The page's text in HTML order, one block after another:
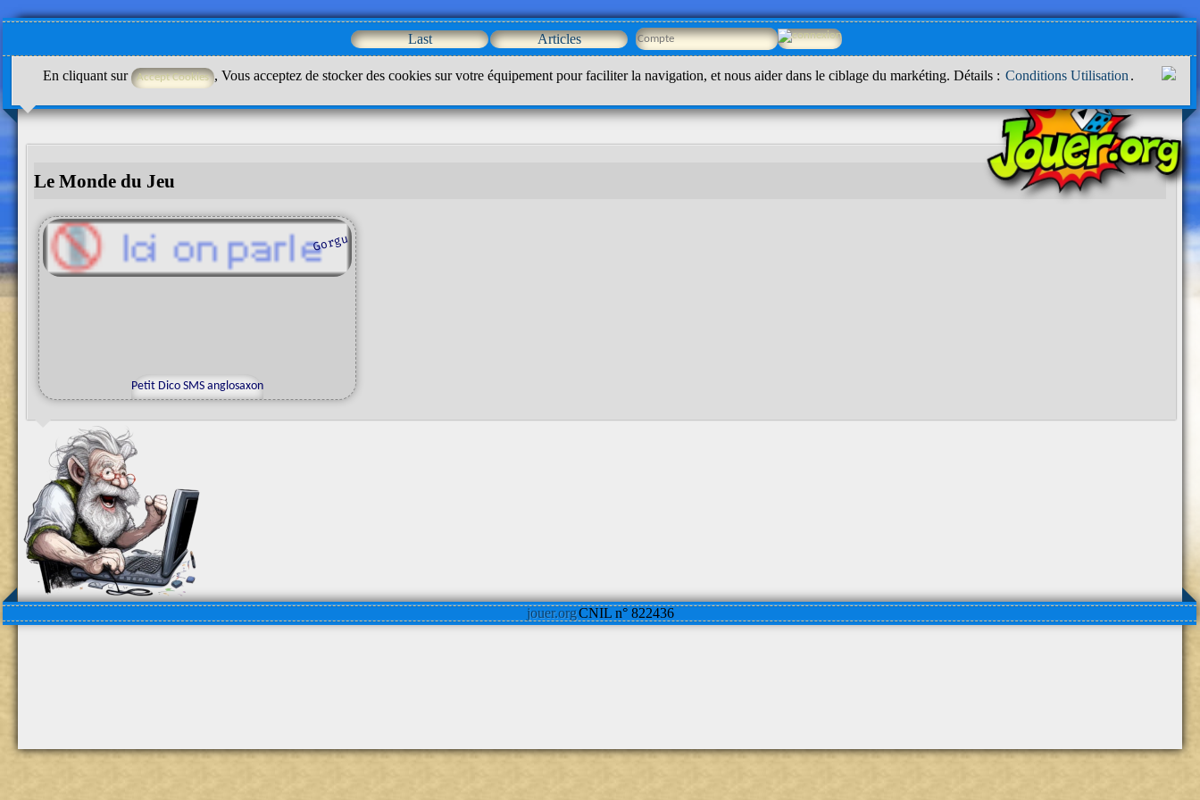
Last Articles
En cliquant sur , Vous acceptez de stocker des cookies sur votre équipement pour faciliter la navigation, et nous aider dans le ciblage du markéting. Détails : Conditions Utilisation .
Le Monde du Jeu
g
o
r
gu
Petit Dico SMS anglosaxon
jouer.orgCNIL n° 822436